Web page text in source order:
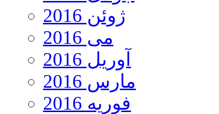
ژوئن 2016
می 2016
آوریل 2016
مارس 2016
فوریه 2016